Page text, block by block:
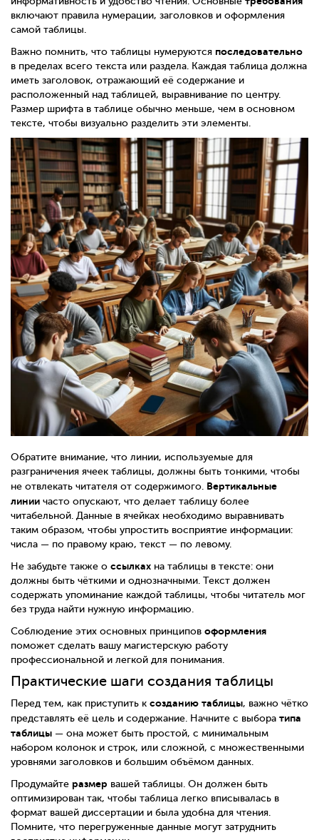
включают правила нумерации, заголовков и оформления
самой таблицы.
Важно помнить, что таблицы нумеруются последовательно
в пределах всего текста или раздела. Каждая таблица должна
иметь заголовок, отражающий её содержание и
расположенный над таблицей, выравнивание по центру.
Размер шрифта в таблице обычно меньше, чем в основном
тексте, чтобы визуально разделить эти элементы.
Обратите внимание, что линии, используемые для
разграничения ячеек таблицы, должны быть тонкими, чтобы
не отвлекать читателя от содержимого. Вертикальные
линии часто опускают, что делает таблицу более
читабельной. Данные в ячейках необходимо выравнивать
таким образом, чтобы упростить восприятие информации:
числа — по правому краю, текст — по левому.
Не забудьте также о ссылках на таблицы в тексте: они
должны быть чёткими и однозначными. Текст должен
содержать упоминание каждой таблицы, чтобы читатель мог
без труда найти нужную информацию.
Соблюдение этих основных принципов оформления
поможет сделать вашу магистерскую работу
профессиональной и легкой для понимания.
Практические шаги создания таблицы
Перед тем, как приступить к созданию таблицы, важно чётко
представлять её цель и содержание. Начните с выбора типа
таблицы — она может быть простой, с минимальным
набором колонок и строк, или сложной, с множественными
уровнями заголовков и большим объёмом данных.
Продумайте размер вашей таблицы. Он должен быть
оптимизирован так, чтобы таблица легко вписывалась в
формат вашей диссертации и была удобна для чтения.
Помните, что перегруженные данные могут затруднить